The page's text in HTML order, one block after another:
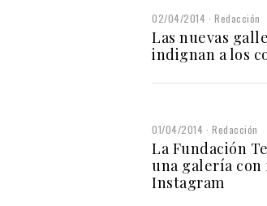
02/04/2014 Redacción
Las nuevas
indignan a los
01/04/2014 Redacción
La Fundación
una galería con
Instagram